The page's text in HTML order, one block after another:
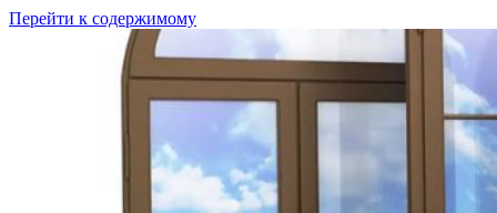
Перейти к содержимому